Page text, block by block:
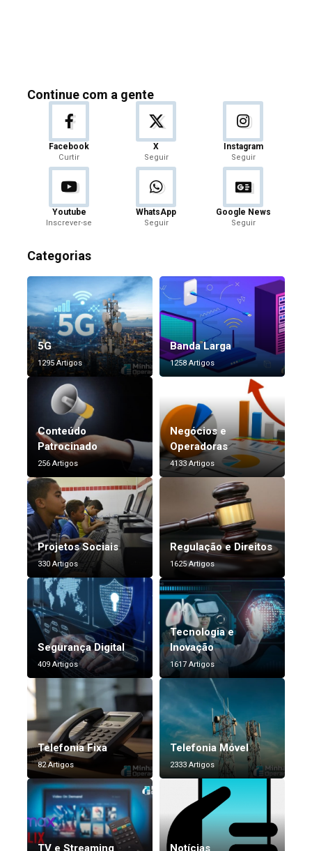
Continue com a gente
Facebook
Curtir
X
Seguir
Instagram
Seguir
Youtube
Inscrever-se
WhatsApp
Seguir
Google News
Seguir
Categorias
5G
1295 Artigos
Banda Larga
1258 Artigos
Conteúdo
Patrocinado
256 Artigos
Negócios e
Operadoras
4133 Artigos
Projetos Sociais
330 Artigos
Regulação e Direitos
1625 Artigos
Segurança Digital
409 Artigos
Tecnologia e
Inovação
1617 Artigos
Telefonia Fixa
82 Artigos
Telefonia Móvel
2333 Artigos
TV e Streaming Notícias